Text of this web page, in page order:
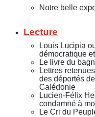
Notre belle
Lecture
Louis Lucipia
démocratique
Le livre du
Lettres
des déportés
Calédonie
Lucien-Félix
condamné à
Le Cri du